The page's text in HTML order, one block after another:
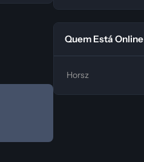
Quem Está Online
Horsz